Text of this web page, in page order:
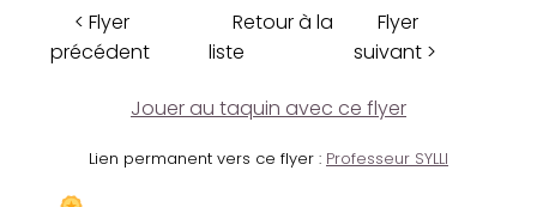
< Flyer
précédent
Retour à la
liste
Flyer
suivant >
Jouer au taquin avec ce flyer
Lien permanent vers ce flyer : Professeur SYLLI